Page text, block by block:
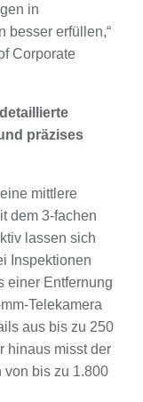
in
besser erfüllen,“
Corporate
präzises
mittlere
dem 3-fachen
lassen sich
Inspektionen
einer Entfernung
Telekamera
aus bis zu 250
hinaus misst der
von bis zu 1.800